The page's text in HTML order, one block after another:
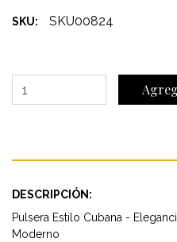
SKU: SKU00824
DESCRIPCIÓN:
Pulsera Estilo Cubana -
Moderno